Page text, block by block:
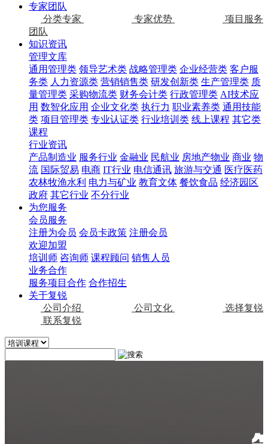
专家团队
分类专家
专家优势
项目服务
团队
知识资讯
管理文库
通用管理类 领导艺术类 战略管理类 企业经营类 客户服
务类 人力资源类 营销销售类 研发创新类 生产管理类 质
量管理类 采购物流类 财务会计类 行政管理类 AI技术应
用 数智化应用 企业文化类 执行力 职业素养类 通用技能
类 项目管理类 专业认证类 行业培训类 线上课程 其它类
课程
行业资讯
产品制造业 服务行业 金融业 民航业 房地产物业 商业 物
流 国际贸易 电商 IT行业 电信通讯 旅游与交通 医疗医药
农林牧渔水利 电力与矿业 教育文体 餐饮食品 经济园区
政府 其它行业 不分行业
为您服务
会员服务
注册为会员 会员卡政策 注册会员
欢迎加盟
培训师 咨询师 课程顾问 销售人员
业务合作
服务项目合作 合作招生
关于复锐
公司介绍
公司文化
选择复锐
联系复锐